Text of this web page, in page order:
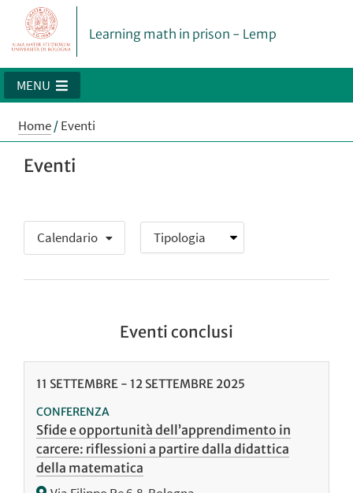
Learning math in prison - Lemp
MENU
Home/Eventi
Eventi
Calendario
Eventi conclusi
11 SETTEMBRE - 12 SETTEMBRE 2025
CONFERENZA
Sfide e opportunità dell’apprendimento in
carcere: riflessioni a partire dalla didattica
della matematica